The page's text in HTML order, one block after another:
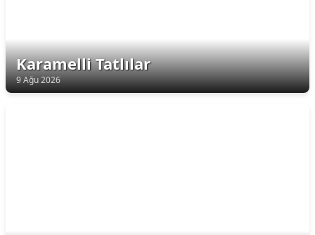
Karamelli Tatlılar
9 Ağu 2026